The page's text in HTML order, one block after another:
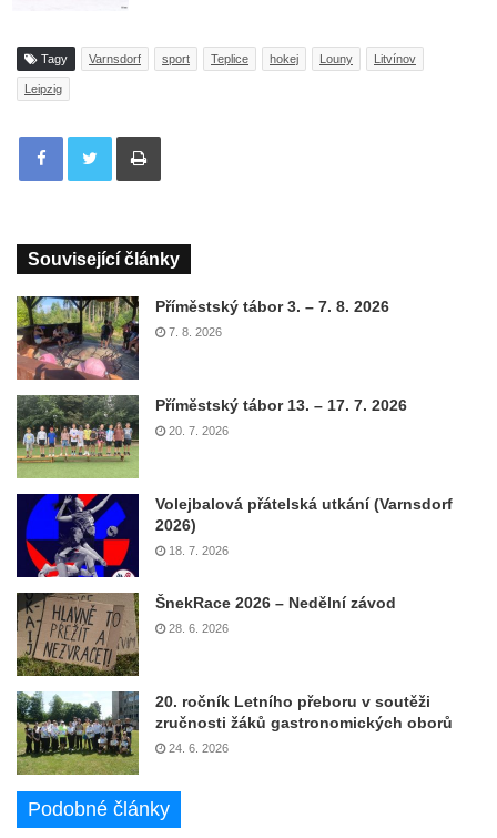
Tagy Varnsdorf sport Teplice hokej Louny Litvínov
Leipzig
Tisknout
Související články
Příměstský tábor 3. – 7. 8. 2026
7. 8. 2026
Příměstský tábor 13. – 17. 7. 2026
20. 7. 2026
Volejbalová přátelská utkání (Varnsdorf
2026)
18. 7. 2026
ŠnekRace 2026 – Nedělní závod
28. 6. 2026
20. ročník Letního přeboru v soutěži
zručnosti žáků gastronomických oborů
24. 6. 2026
Podobné články